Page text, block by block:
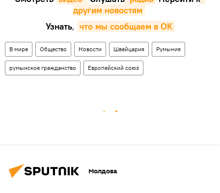
другим новостям
Узнать, что мы сообщаем в OK
В мире Общество Новости Швейцария Румыния
румынское гражданство Европейский союз
Молдова